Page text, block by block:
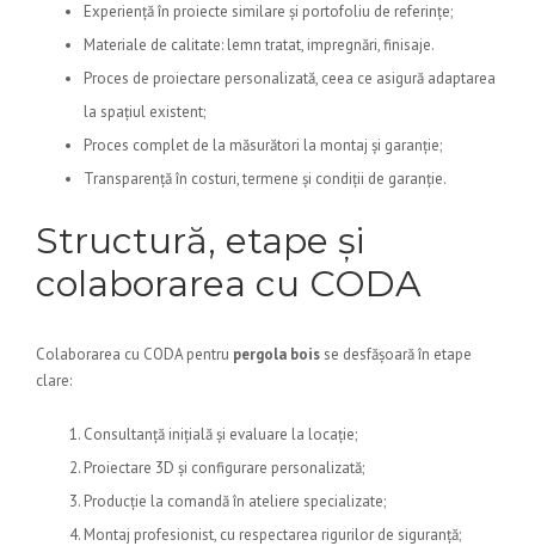
Experiență în proiecte similare și portofoliu de referințe;
Materiale de calitate: lemn tratat, impregnări, finisaje.
Proces de proiectare personalizată, ceea ce asigură adaptarea
la spațiul existent;
Proces complet de la măsurători la montaj și garanție;
Transparență în costuri, termene și condiții de garanție.
Structură, etape și
colaborarea cu CODA
Colaborarea cu CODA pentru pergola boisse desfășoară în etape
clare:
Consultanță inițială și evaluare la locație;
Proiectare 3D și configurare personalizată;
Producție la comandă în ateliere specializate;
Montaj profesionist, cu respectarea rigurilor de siguranță;